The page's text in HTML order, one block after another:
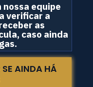
equipe
verificar a
as
caso ainda
AINDA HÁ